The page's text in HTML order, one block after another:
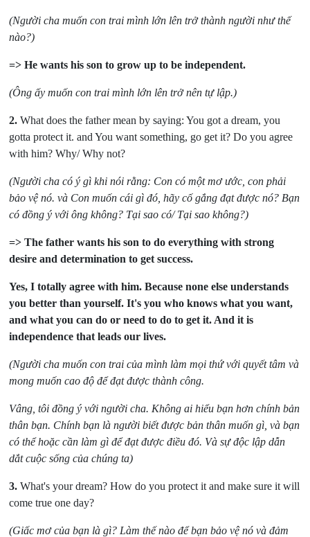
(Người cha muốn con trai mình lớn lên trở thành người như thế
nào?)
=> He wants his son to grow up to be independent.
(Ông ấy muốn con trai mình lớn lên trở nên tự lập.)
2. What does the father mean by saying: You got a dream, you
gotta protect it. and You want something, go get it? Do you agree
with him? Why/ Why not?
(Người cha có ý gì khi nói rằng: Con có một mơ ước, con phải
bảo vệ nó. và Con muốn cái gì đó, hãy cố gắng đạt được nó? Bạn
có đồng ý với ông không? Tại sao có/ Tại sao không?)
=> The father wants his son to do everything with strong
desire and determination to get success.
Yes, I totally agree with him. Because none else understands
you better than yourself. It's you who knows what you want,
and what you can do or need to do to get it. And it is
independence that leads our lives.
(Người cha muốn con trai của mình làm mọi thứ với quyết tâm và
mong muốn cao độ để đạt được thành công.
Vâng, tôi đồng ý với người cha. Không ai hiểu bạn hơn chính bản
thân bạn. Chính bạn là người biết được bản thân muốn gì, và bạn
có thể hoặc cần làm gì để đạt được điều đó. Và sự độc lập dẫn
dắt cuộc sống của chúng ta)
3. What's your dream? How do you protect it and make sure it will
come true one day?
(Giấc mơ của bạn là gì? Làm thế nào để bạn bảo vệ nó và đảm